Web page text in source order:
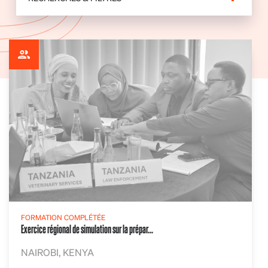
FORMATION COMPLÉTÉE
Exercice régional de simulation sur la prépar...
NAIROBI, KENYA